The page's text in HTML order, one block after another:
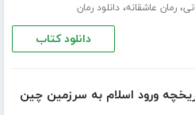
،رمان عاشقانه،دانلود رمان
دانلود کتاب
ورود اسلام به سرزمین چین